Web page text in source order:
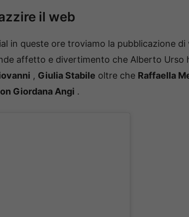
il web
in queste ore troviamo la pubblicazione di
affetto e divertimento che Alberto Urso
, Giulia Stabile oltre che Raffaella
Giordana Angi .